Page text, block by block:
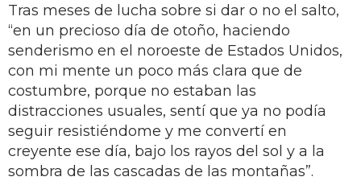
Tras meses de lucha sobre si dar o no el salto,
“en un precioso día de otoño, haciendo
senderismo en el noroeste de Estados Unidos,
con mi mente un poco más clara que de
costumbre, porque no estaban las
distracciones usuales, sentí que ya no podía
seguir resistiéndome y me convertí en
creyente ese día, bajo los rayos del sol y a la
sombra de las cascadas de las montañas”.